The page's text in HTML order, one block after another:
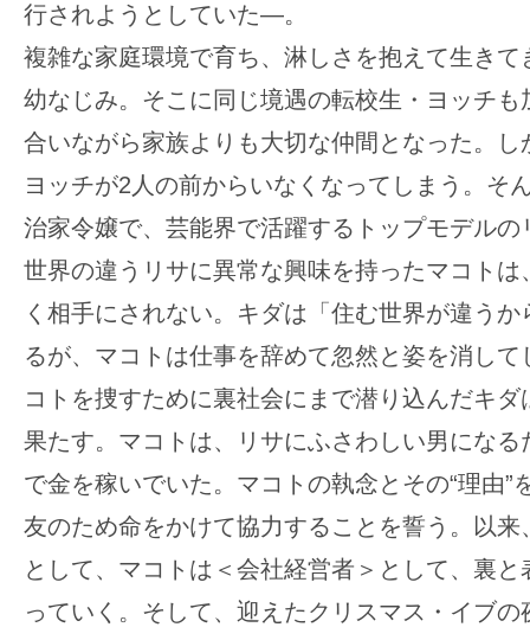
行されようとしていた―。
複雑な家庭環境で育ち、淋しさを抱えて生きて
幼なじみ。そこに同じ境遇の転校生・ヨッチも
合いながら家族よりも大切な仲間となった。し
ヨッチが2人の前からいなくなってしまう。そ
治家令嬢で、芸能界で活躍するトップモデルの
世界の違うリサに異常な興味を持ったマコトは
く相手にされない。キダは「住む世界が違う
るが、マコトは仕事を辞めて忽然と姿を消し
コトを捜すために裏社会にまで潜り込んだキ
果たす。マコトは、リサにふさわしい男になる
で金を稼いでいた。マコトの執念とその“理由”
友のため命をかけて協力することを誓う。以来
として、マコトは＜会社経営者＞として、裏
っていく。そして、迎えたクリスマス・イブ